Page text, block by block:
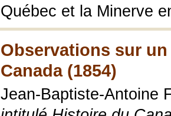
Québec et la Minerve
Observations sur
Canada (1854)
Jean-Baptiste-Antoine